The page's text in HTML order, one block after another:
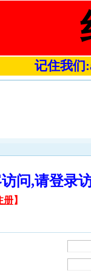
记住我们
访问,请登
册】